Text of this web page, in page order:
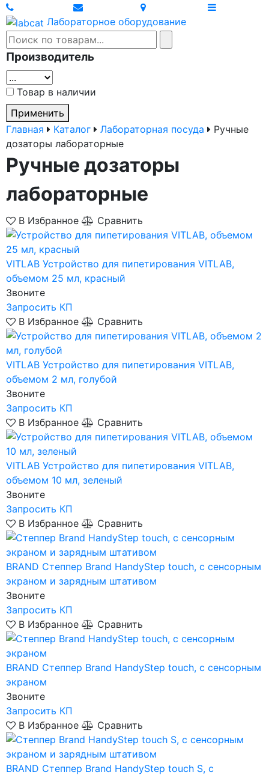
Лабораторное оборудование
Производитель
Товар в наличии
Применить
Главная
Каталог Лабораторная посуда
Ручные
дозаторы лабораторные
Ручные дозаторы
лабораторные
В Избранное Сравнить
VITLAB Устройство для пипетирования VITLAB,
объемом 25 мл, красный
Звоните
Запросить КП
В Избранное
Сравнить
VITLAB Устройство для пипетирования VITLAB,
объемом 2 мл, голубой
Звоните
Запросить КП
В Избранное
Сравнить
VITLAB Устройство для пипетирования VITLAB,
объемом 10 мл, зеленый
Звоните
Запросить КП
В Избранное
Сравнить
BRAND Степпер Brand HandyStep touch, с сенсорным
экраном и зарядным штативом
Звоните
Запросить КП
В Избранное
Сравнить
BRAND Степпер Brand HandyStep touch, с сенсорным
экраном
Звоните
Запросить КП
В Избранное
Сравнить
BRAND Степпер Brand HandyStep touch S, с